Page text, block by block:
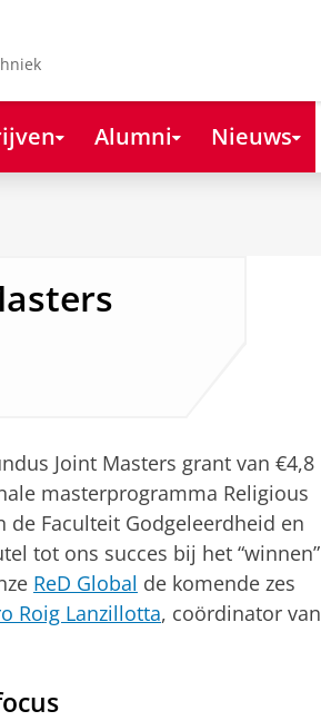
Alumni Nieuws
Joint Masters grant van €4,8
masterprogramma Religious
de Faculteit Godgeleerdheid en
tot ons succes bij het “winnen”
ReD Global de komende zes
Roig Lanzillotta, coördinator van